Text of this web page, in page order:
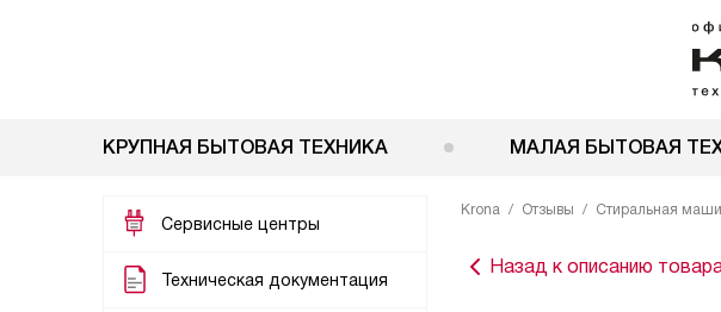
КРУПНАЯ БЫТОВАЯ ТЕХНИКА МАЛАЯ БЫТОВАЯ
Сервисные центры
Техническая документация
Krona Отзывы Стиральная
Назад к описанию